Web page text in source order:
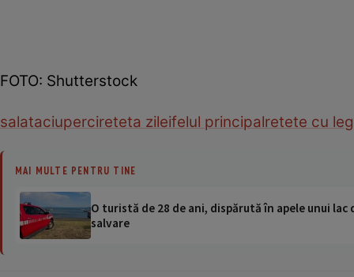
FOTO: Shutterstock
salataciupercireteta zileifelul principalretete cu
MAI MULTE PENTRU TINE
O turistă de 28 de ani, dispărută în apele unui
salvare